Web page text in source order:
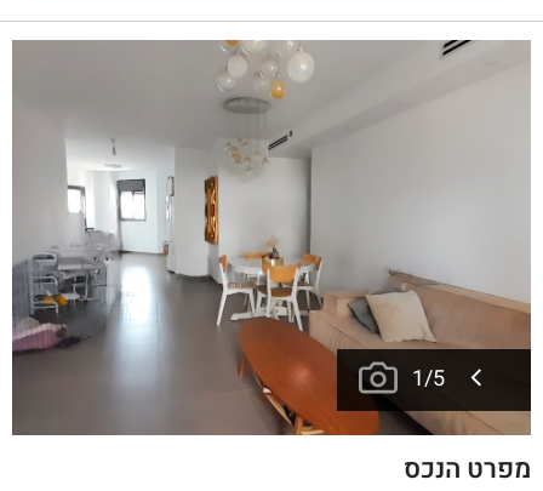
1/5
מפרט הנכס